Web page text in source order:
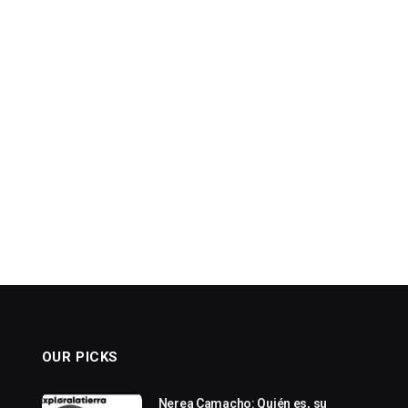
OUR PICKS
Nerea Camacho: Quién es, su